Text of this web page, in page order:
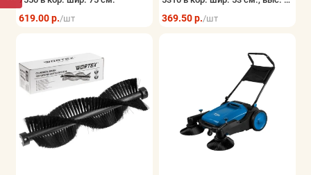
619.00 р./шт
40 мм.
369.50 р./шт